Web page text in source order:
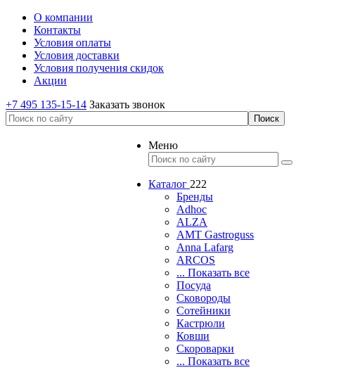
О компании
Контакты
Условия оплаты
Условия доставки
Условия получения скидок
Акции
+7 495 135-15-14 Заказать звонок
Меню
Каталог 222
Бренды
Adhoc
ALZA
AMT Gastroguss
Anna Lafarg
ARCOS
... Показать все
Посуда
Сковороды
Сотейники
Кастрюли
Ковши
Скороварки
... Показать все